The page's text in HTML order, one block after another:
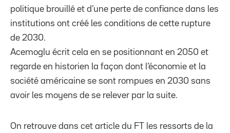
politique brouillé et d’une perte de confiance dans les
institutions ont créé les conditions de cette rupture
de 2030.
Acemoglu écrit cela en se positionnant en 2050 et
regarde en historien la façon dont l’économie et la
société américaine se sont rompues en 2030 sans
avoir les moyens de se relever par la suite.
On retrouve dans cet article du FT les ressorts de la